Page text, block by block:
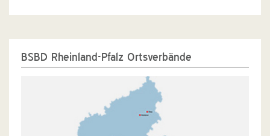
BSBD Rheinland-Pfalz Ortsverbände